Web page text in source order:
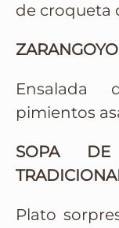
de croqueta
ZARANGOYO
pimientos
SOPA
Plato